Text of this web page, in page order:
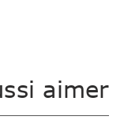
aimer